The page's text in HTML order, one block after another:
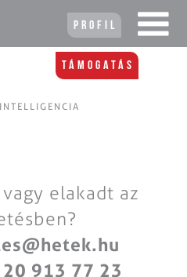
Profil
Támogatás
elakadt az
913 77 23